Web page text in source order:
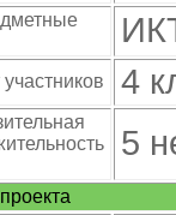
4
5